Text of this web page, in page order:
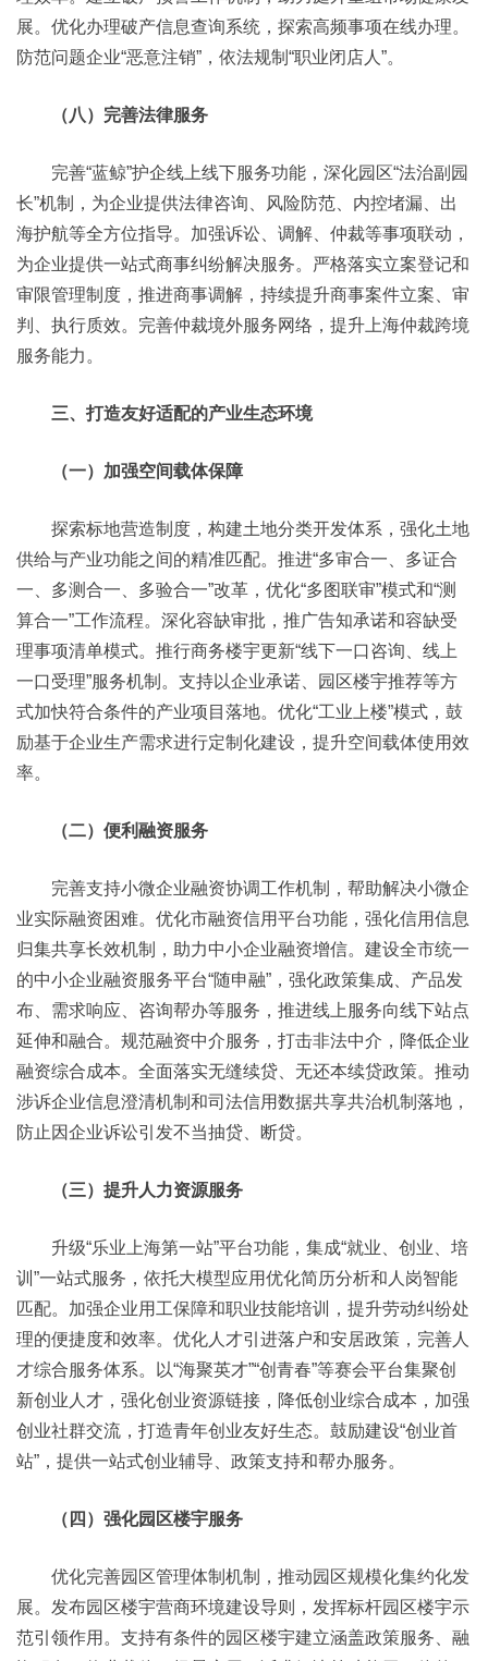
展。优化办理破产信息查询系统，探索高频事项在线办理。
防范问题企业“恶意注销”，依法规制“职业闭店人”。
（八）完善法律服务
完善“蓝鲸”护企线上线下服务功能，深化园区“法治副园
长”机制，为企业提供法律咨询、风险防范、内控堵漏、出
海护航等全方位指导。加强诉讼、调解、仲裁等事项联动，
为企业提供一站式商事纠纷解决服务。严格落实立案登记和
审限管理制度，推进商事调解，持续提升商事案件立案、审
判、执行质效。完善仲裁境外服务网络，提升上海仲裁跨境
服务能力。
三、打造友好适配的产业生态环境
（一）加强空间载体保障
探索标地营造制度，构建土地分类开发体系，强化土地
供给与产业功能之间的精准匹配。推进“多审合一、多证合
一、多测合一、多验合一”改革，优化“多图联审”模式和“测
算合一”工作流程。深化容缺审批，推广告知承诺和容缺受
理事项清单模式。推行商务楼宇更新“线下一口咨询、线上
一口受理”服务机制。支持以企业承诺、园区楼宇推荐等方
式加快符合条件的产业项目落地。优化“工业上楼”模式，鼓
励基于企业生产需求进行定制化建设，提升空间载体使用效
率。
（二）便利融资服务
完善支持小微企业融资协调工作机制，帮助解决小微企
业实际融资困难。优化市融资信用平台功能，强化信用信息
归集共享长效机制，助力中小企业融资增信。建设全市统一
的中小企业融资服务平台“随申融”，强化政策集成、产品发
布、需求响应、咨询帮办等服务，推进线上服务向线下站点
延伸和融合。规范融资中介服务，打击非法中介，降低企业
融资综合成本。全面落实无缝续贷、无还本续贷政策。推动
涉诉企业信息澄清机制和司法信用数据共享共治机制落地，
防止因企业诉讼引发不当抽贷、断贷。
（三）提升人力资源服务
升级“乐业上海第一站”平台功能，集成“就业、创业、培
训”一站式服务，依托大模型应用优化简历分析和人岗智能
匹配。加强企业用工保障和职业技能培训，提升劳动纠纷处
理的便捷度和效率。优化人才引进落户和安居政策，完善人
才综合服务体系。以“海聚英才”“创青春”等赛会平台集聚创
新创业人才，强化创业资源链接，降低创业综合成本，加强
创业社群交流，打造青年创业友好生态。鼓励建设“创业首
站”，提供一站式创业辅导、政策支持和帮办服务。
（四）强化园区楼宇服务
优化完善园区管理体制机制，推动园区规模化集约化发
展。发布园区楼宇营商环境建设导则，发挥标杆园区楼宇示
范引领作用。支持有条件的园区楼宇建立涵盖政策服务、融